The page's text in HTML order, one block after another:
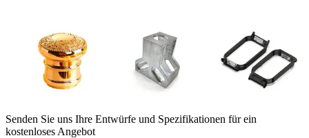
Senden Sie uns Ihre Entwürfe und Spezifikationen für ein
kostenloses Angebot